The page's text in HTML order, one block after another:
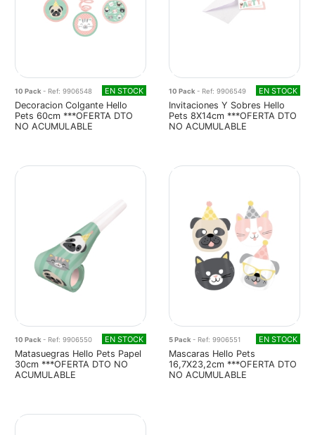
10 Pack - Ref: 9906548 EN STOCK
Decoracion Colgante Hello
Pets 60cm ***OFERTA DTO
NO ACUMULABLE
10 Pack - Ref: 9906549 EN STOCK
Invitaciones Y Sobres Hello
Pets 8X14cm ***OFERTA DTO
NO ACUMULABLE
10 Pack- Ref: 9906550 EN STOCK
Matasuegras Hello Pets Papel
30cm ***OFERTA DTO NO
ACUMULABLE
5 Pack- Ref: 9906551 EN STOCK
Mascaras Hello Pets
16,7X23,2cm ***OFERTA DTO
NO ACUMULABLE